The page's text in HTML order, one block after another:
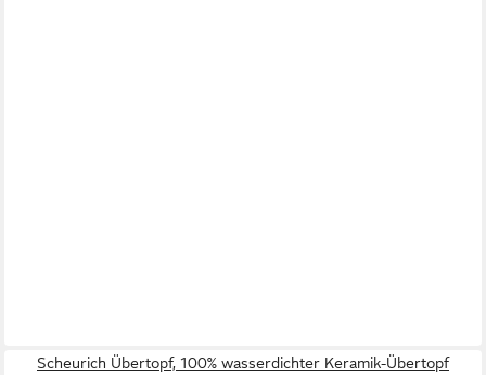
Scheurich Übertopf, 100% wasserdichter Keramik-Übertopf